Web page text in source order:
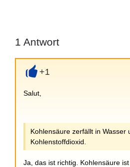
1 Antwort
+1
Salut,
Kohlensäure zerfällt in Wasser
Kohlenstoffdioxid.
Ja, das ist richtig. Kohlensäure